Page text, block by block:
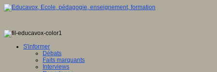
S'informer
Débats
Faits marquants
Interviews